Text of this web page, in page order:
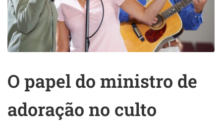
O papel do ministro de
adoração no culto